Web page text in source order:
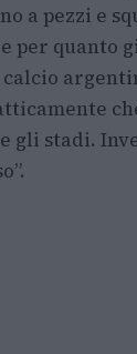
a pezzi e
per quanto
calcio
gli stadi.